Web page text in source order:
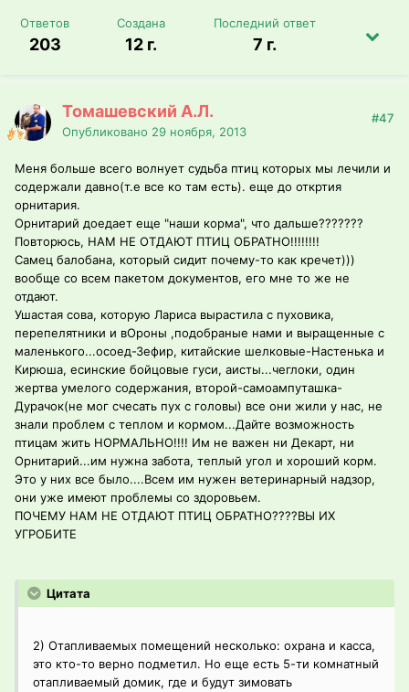
Ответов
203
Создана
12 г.
Последний ответ
7 г.
Томашевский А.Л.
Опубликовано 29 ноября, 2013
#47
Меня больше всего волнует судьба птиц которых мы лечили и
содержали давно(т.е все ко там есть). еще до откртия
орнитария.
Орнитарий доедает еще "наши корма", что дальше???????
Повторюсь, НАМ НЕ ОТДАЮТ ПТИЦ ОБРАТНО!!!!!!!!
Самец балобана, который сидит почему-то как кречет)))
вообще со всем пакетом документов, его мне то же не
отдают.
Ушастая сова, которую Лариса вырастила с пуховика,
перепелятники и вОроны ,подобраные нами и выращенные с
маленького...осоед-Зефир, китайские шелковые-Настенька и
Кирюша, есинские бойцовые гуси, аисты...чеглоки, один
жертва умелого содержания, второй-самоампуташка-
Дурачок(не мог счесать пух с головы) все они жили у нас, не
знали проблем с теплом и кормом...Дайте возможность
птицам жить НОРМАЛЬНО!!!! Им не важен ни Декарт, ни
Орнитарий...им нужна забота, теплый угол и хороший корм.
Это у них все было....Всем им нужен ветеринарный надзор,
они уже имеют проблемы со здоровьем.
ПОЧЕМУ НАМ НЕ ОТДАЮТ ПТИЦ ОБРАТНО????ВЫ ИХ
УГРОБИТЕ
Цитата
2) Отапливаемых помещений несколько: охрана и касса,
это кто-то верно подметил. Но еще есть 5-ти комнатный
отапливаемый домик, где и будут зимовать